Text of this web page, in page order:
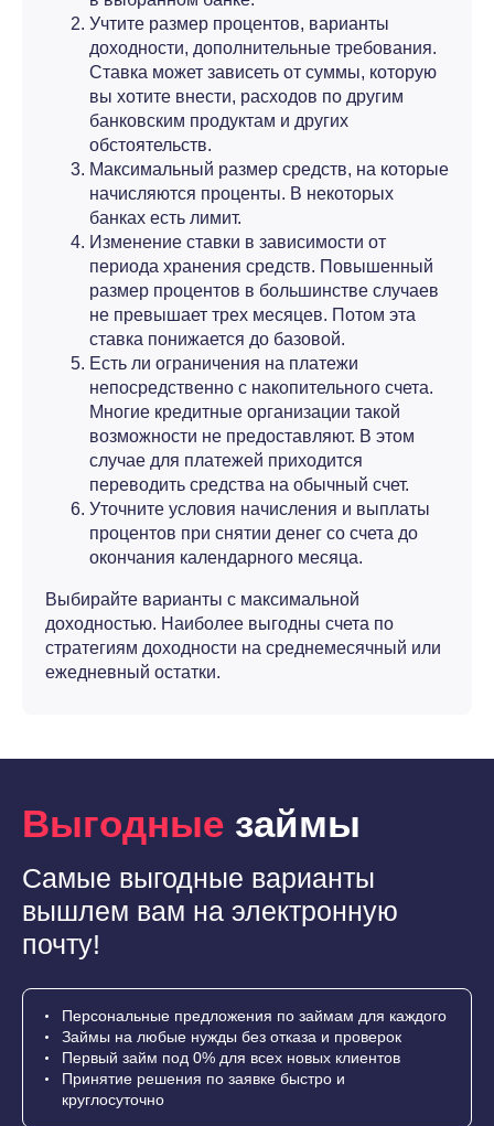
Учтите размер процентов, варианты
доходности, дополнительные требования.
Ставка может зависеть от суммы, которую
вы хотите внести, расходов по другим
банковским продуктам и других
обстоятельств.
Максимальный размер средств, на которые
начисляются проценты. В некоторых
банках есть лимит.
Изменение ставки в зависимости от
периода хранения средств. Повышенный
размер процентов в большинстве случаев
не превышает трех месяцев. Потом эта
ставка понижается до базовой.
Есть ли ограничения на платежи
непосредственно с накопительного счета.
Многие кредитные организации такой
возможности не предоставляют. В этом
случае для платежей приходится
переводить средства на обычный счет.
Уточните условия начисления и выплаты
процентов при снятии денег со счета до
окончания календарного месяца.
Выбирайте варианты с максимальной
доходностью. Наиболее выгодны счета по
стратегиям доходности на среднемесячный или
ежедневный остатки.
Выгодные займы
Самые выгодные варианты
вышлем вам на электронную
почту!
Персональные предложения по займам для каждого
Займы на любые нужды без отказа и проверок
Первый займ под 0% для всех новых клиентов
Принятие решения по заявке быстро и
круглосуточно